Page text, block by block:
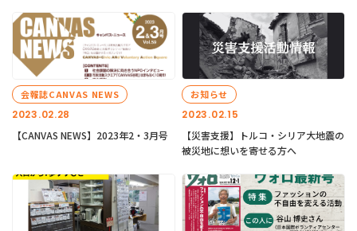
2023.02.28
会報誌CANVAS NEWS
【CANVAS NEWS】2023年2・3月号
2023.02.15
お知らせ
【災害支援】トルコ・シリア大地震の
被災地に想いを寄せる方へ